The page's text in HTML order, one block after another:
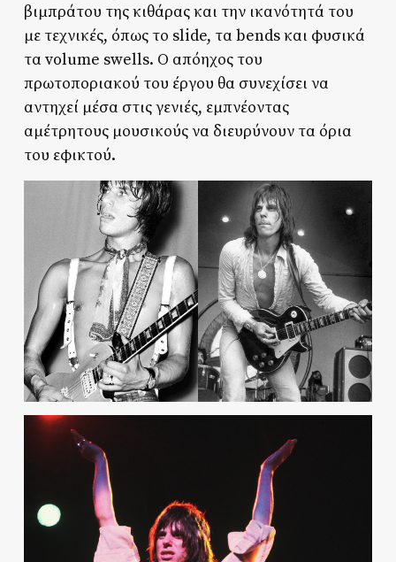
βιμπράτου της κιθάρας και την ικανότητά του
με τεχνικές, όπως το slide, τα bends και φυσικά
τα volume swells. Ο απόηχος του
πρωτοποριακού του έργου θα συνεχίσει να
αντηχεί μέσα στις γενιές, εμπνέοντας
αμέτρητους μουσικούς να διευρύνουν τα όρια
του εφικτού.